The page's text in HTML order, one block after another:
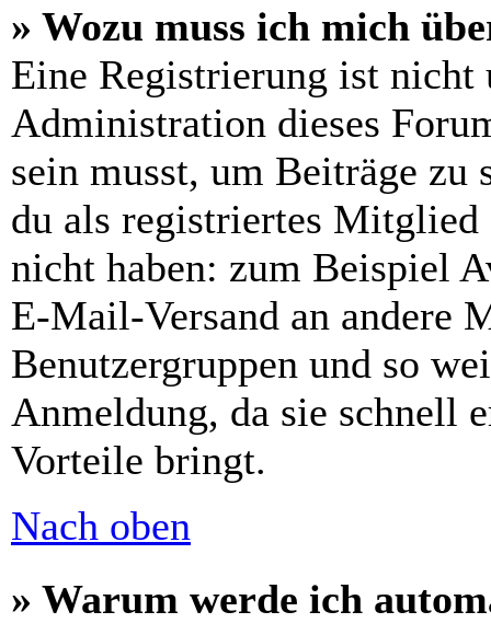
» Wozu muss ich mich
Eine Registrierung ist
Administration dieses
sein musst, um Beiträge
du als registriertes Mitglied
nicht haben: zum Beispiel
E-Mail-Versand an andere
Benutzergruppen und so
Anmeldung, da sie schnell
Vorteile bringt.
Nach oben
» Warum werde ich